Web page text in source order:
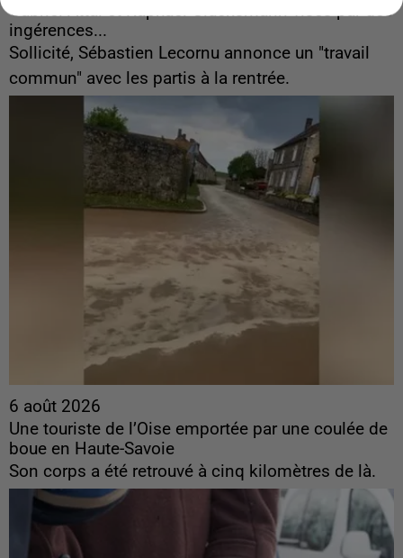
Gabriel Attal et Raphaël Glucksmann visés par des
ingérences...
Sollicité, Sébastien Lecornu annonce un "travail
commun" avec les partis à la rentrée.
6 août 2026
Une touriste de l’Oise emportée par une coulée de
boue en Haute-Savoie
Son corps a été retrouvé à cinq kilomètres de là.